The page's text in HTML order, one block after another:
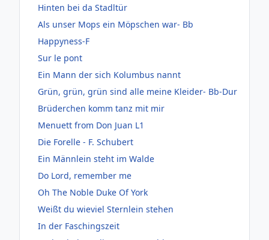
Hinten bei da Stadltür
Als unser Mops ein Möpschen war- Bb
Happyness-F
Sur le pont
Ein Mann der sich Kolumbus nannt
Grün, grün, grün sind alle meine Kleider- Bb-Dur
Brüderchen komm tanz mit mir
Menuett from Don Juan L1
Die Forelle - F. Schubert
Ein Männlein steht im Walde
Do Lord, remember me
Oh The Noble Duke Of York
Weißt du wieviel Sternlein stehen
In der Faschingszeit